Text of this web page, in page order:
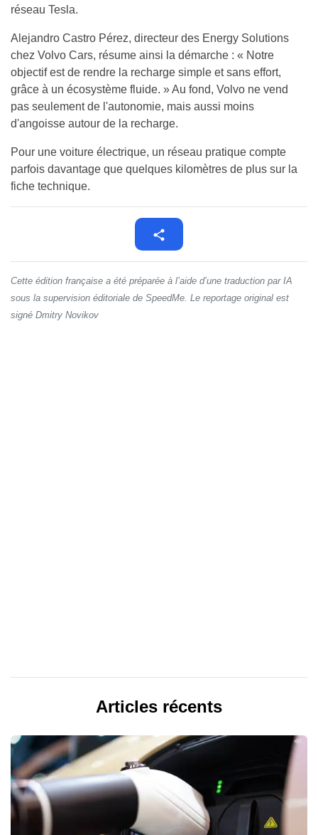
réseau Tesla.
Alejandro Castro Pérez, directeur des Energy Solutions
chez Volvo Cars, résume ainsi la démarche : « Notre
objectif est de rendre la recharge simple et sans effort,
grâce à un écosystème fluide. » Au fond, Volvo ne vend
pas seulement de l'autonomie, mais aussi moins
d'angoisse autour de la recharge.
Pour une voiture électrique, un réseau pratique compte
parfois davantage que quelques kilomètres de plus sur la
fiche technique.
Cette édition française a été préparée à l’aide d’une traduction par IA
sous la supervision éditoriale de SpeedMe. Le reportage original est
signé Dmitry Novikov
Articles récents